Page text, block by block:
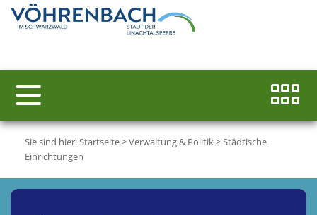
Sie sind hier:Startseite>Verwaltung & Politik>Städtische
Einrichtungen